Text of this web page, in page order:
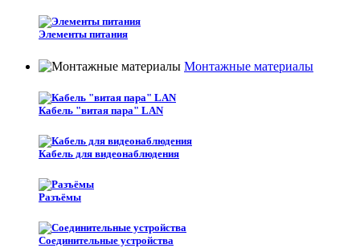
Элементы питания
Монтажные материалы
Кабель "витая пара" LAN
Кабель для видеонаблюдения
Разъёмы
Соединительные устройства